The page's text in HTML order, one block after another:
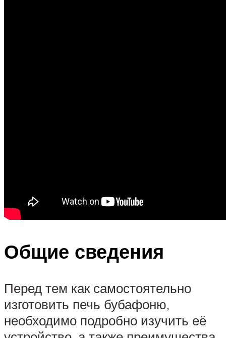
Общие сведения
Перед тем как самостоятельно
изготовить печь бубафоню,
необходимо подробно изучить её